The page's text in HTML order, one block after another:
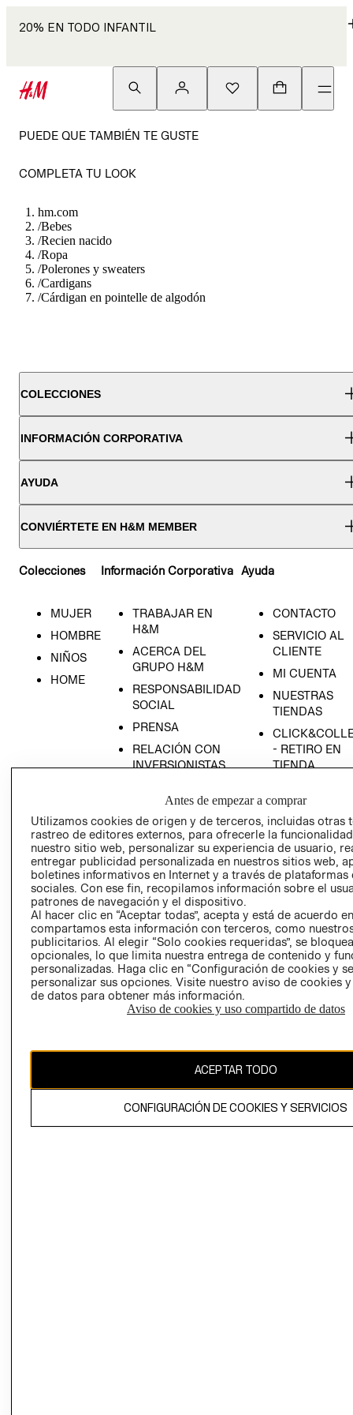
20% EN TODO INFANTIL
PUEDE QUE TAMBIÉN TE GUSTE
COMPLETA TU LOOK
hm.com
/Bebes
/Recien nacido
/Ropa
/Polerones y sweaters
/Cardigans
/Cárdigan en pointelle de algodón
COLECCIONES
INFORMACIÓN CORPORATIVA
AYUDA
CONVIÉRTETE EN H&M MEMBER
Colecciones
MUJER
HOMBRE
NIÑOS
HOME
Información Corporativa
TRABAJAR EN
H&M
ACERCA DEL
GRUPO H&M
RESPONSABILIDAD
SOCIAL
PRENSA
RELACIÓN CON
INVERSIONISTAS
EMPRESARIAL
Ayuda
CONTACTO
SERVICIO AL
CLIENTE
MI CUENTA
NUESTRAS
TIENDAS
- RETIRO EN
TIENDA
CONDICIONES
AVISO DE
PRIVACIDAD
GIFT CARD
AVISO DE
El contenido de esta página web está protegido por copyright y es
Antes de empezar a comprar
Utilizamos cookies de origen y de terceros, incluidas otras
rastreo de editores externos, para ofrecerle la
nuestro sitio web, personalizar su experiencia de usuario,
entregar publicidad personalizada en nuestros sitios web,
boletines informativos en Internet y a través de plataformas
sociales. Con ese fin, recopilamos información sobre el
patrones de navegación y el dispositivo.
Al hacer clic en “Aceptar todas”, acepta y está de acuerdo
compartamos esta información con terceros, como
publicitarios. Al elegir “Solo cookies requeridas”, se
opcionales, lo que limita nuestra entrega de contenido y
personalizadas. Haga clic en “Configuración de cookies y
personalizar sus opciones. Visite nuestro aviso de cookies
de datos para obtener más información.
Aviso de cookies y uso compartido de datos
ACEPTAR TODO
CONFIGURACIÓN DE COOKIES Y SERVICIOS